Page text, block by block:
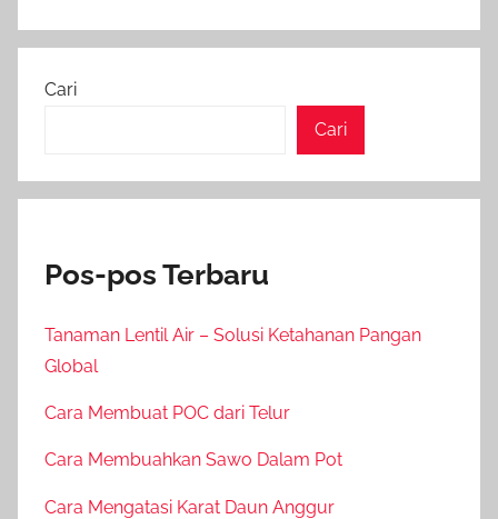
Cari
Cari
Pos-pos Terbaru
Tanaman Lentil Air – Solusi Ketahanan Pangan
Global
Cara Membuat POC dari Telur
Cara Membuahkan Sawo Dalam Pot
Cara Mengatasi Karat Daun Anggur